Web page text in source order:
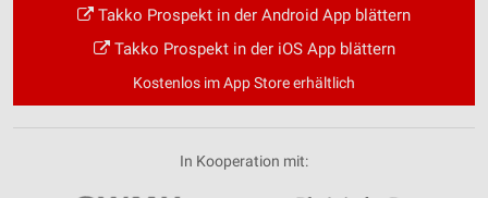
Takko Prospekt in der Android App blättern
Takko Prospekt in der iOS App blättern
Kostenlos im App Store erhältlich
In Kooperation mit: